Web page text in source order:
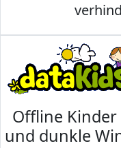
Offline
und dunkle